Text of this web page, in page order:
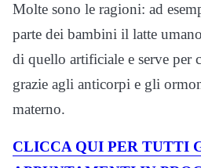
Molte sono le ragioni: ad
parte dei bambini il latte
di quello artificiale e serve per
grazie agli anticorpi e gli
materno.
CLICCA QUI PER TUTTI